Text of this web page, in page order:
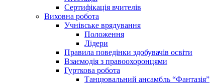
Сертифікація вчителів
Виховна робота
Учнівське врядування
Положення
Лідери
Правила поведінки здобувачів освіти
Взаємодія з правоохоронцями
Гурткова робота
Танцювальний ансамбль “Фантазія”